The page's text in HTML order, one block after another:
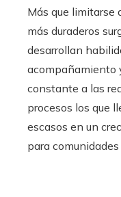
Más que limitarse
más duraderos
desarrollan
acompañamiento
constante a las
procesos los que
escasos en un
para